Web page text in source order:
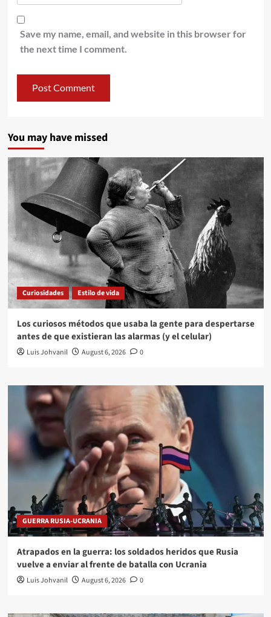
Save my name, email, and website in this browser for
the next time I comment.
You may have missed
Curiosidades Estilo de vida
Los curiosos métodos que usaba la gente para despertarse
antes de que existieran las alarmas (y el celular)
Luis Johvanil August 6, 2026 0
GUERRA RUSIA-UCRANIA
Atrapados en la guerra: los soldados heridos que Rusia
vuelve a enviar al frente de batalla con Ucrania
Luis Johvanil August 6, 2026 0